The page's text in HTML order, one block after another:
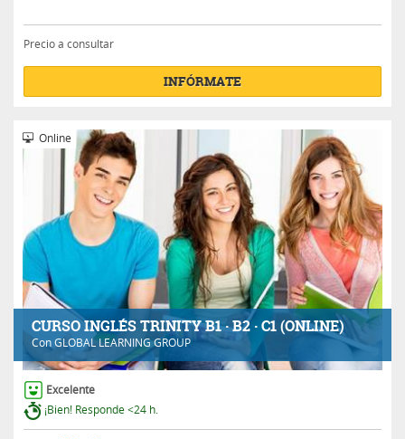
Precio a consultar
INFÓRMATE
CURSO INGLÉS TRINITY B1 · B2 · C1 (ONLINE)
ConGLOBAL LEARNING GROUP
Online
Excelente
¡Bien! Responde <24 h.